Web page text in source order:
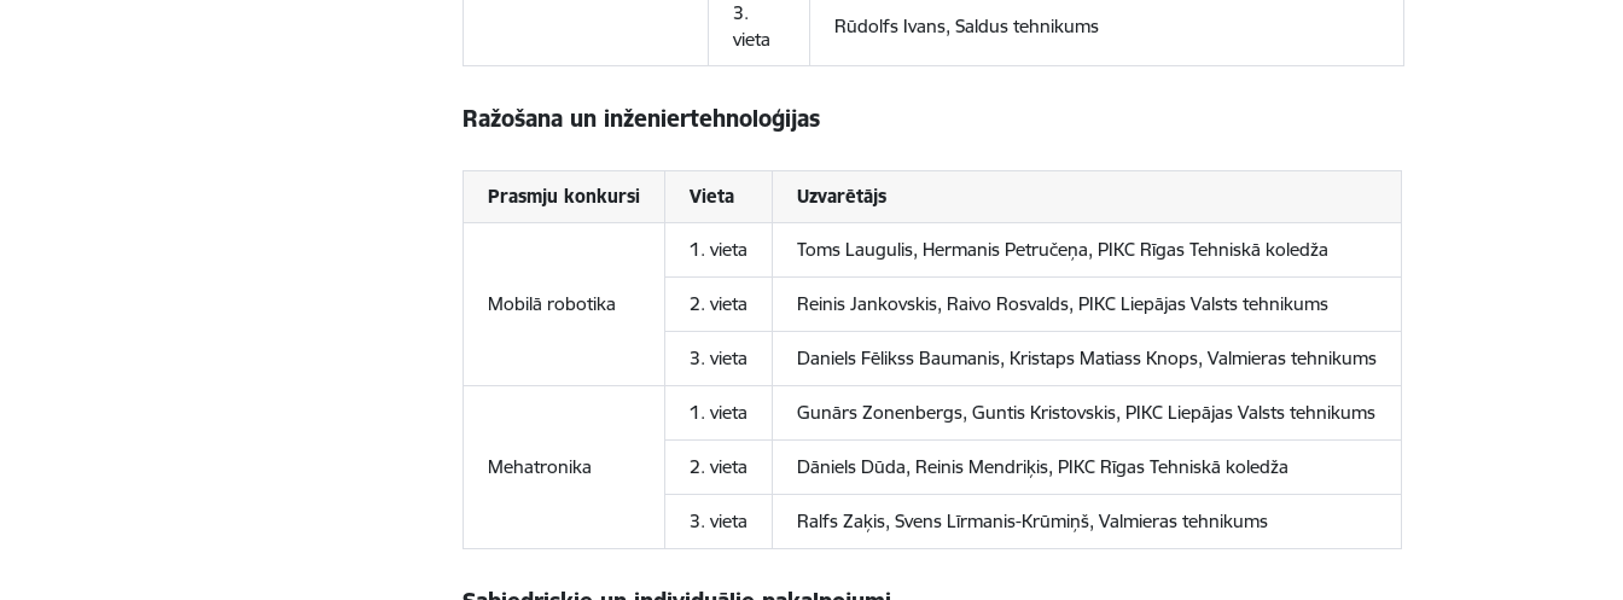
3.
vieta
Rūdolfs Ivans, Saldus tehnikums
Ražošana un inženiertehnoloģijas
Prasmju konkursi Vieta Uzvarētājs
Mobilā robotika
1. vieta Toms Laugulis, Hermanis Petručeņa, PIKC Rīgas Tehniskā koledža
2. vieta Reinis Jankovskis, Raivo Rosvalds, PIKC Liepājas Valsts tehnikums
3. vieta Daniels Fēlikss Baumanis, Kristaps Matiass Knops, Valmieras tehnikums
Mehatronika
1. vieta Gunārs Zonenbergs, Guntis Kristovskis, PIKC Liepājas Valsts tehnikums
2. vieta Dāniels Dūda, Reinis Mendriķis, PIKC Rīgas Tehniskā koledža
3. vieta Ralfs Zaķis, Svens Līrmanis-Krūmiņš, Valmieras tehnikums